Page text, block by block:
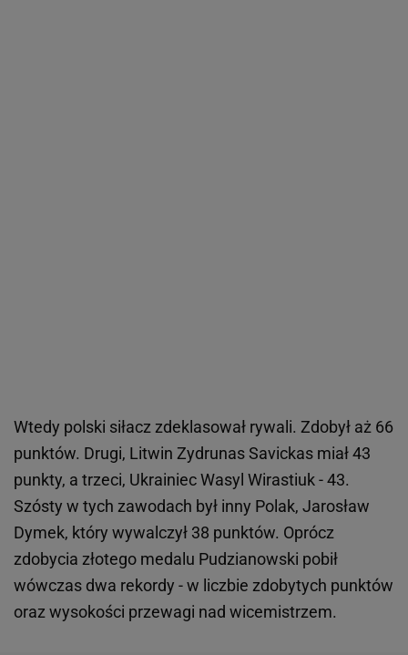
Wtedy polski siłacz zdeklasował rywali. Zdobył aż 66
punktów. Drugi, Litwin Zydrunas Savickas miał 43
punkty, a trzeci, Ukrainiec Wasyl Wirastiuk - 43.
Szósty w tych zawodach był inny Polak, Jarosław
Dymek, który wywalczył 38 punktów. Oprócz
zdobycia złotego medalu Pudzianowski pobił
wówczas dwa rekordy - w liczbie zdobytych punktów
oraz wysokości przewagi nad wicemistrzem.